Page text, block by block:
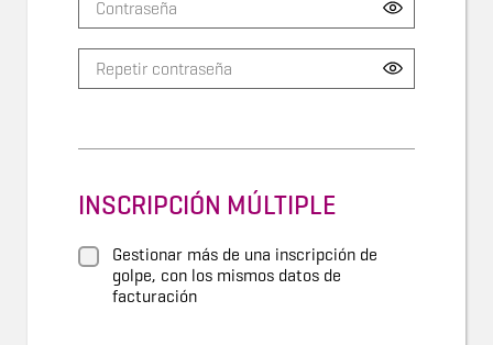
INSCRIPCIÓN MÚLTIPLE
Gestionar más de una inscripción de
golpe, con los mismos datos de
facturación